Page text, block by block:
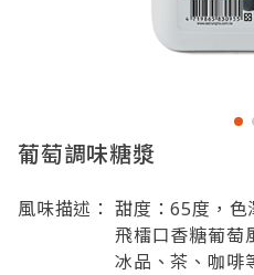
葡萄調味糖漿
風味描述： 甜度：65度，色
飛檑口香糖葡萄
冰品、茶、咖啡